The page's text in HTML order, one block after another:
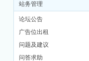
站务管理
论坛公告
广告位出租
问题及建议
问答求助